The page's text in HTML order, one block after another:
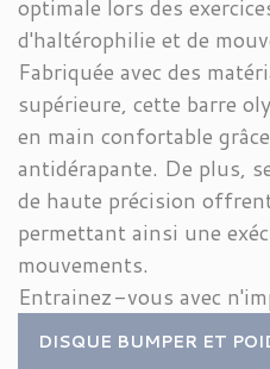
optimale lors des
d'haltérophilie et de
Fabriquée avec des
supérieure, cette barre
en main confortable
antidérapante. De plus,
de haute précision
permettant ainsi une
mouvements.
Entrainez-vous avec
DISQUE BUMPER ET